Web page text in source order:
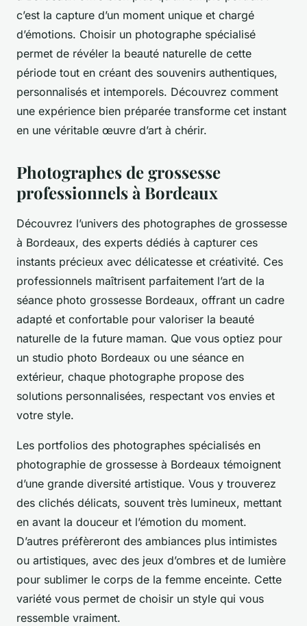
c’est la capture d’un moment unique et chargé
d’émotions. Choisir un photographe spécialisé
permet de révéler la beauté naturelle de cette
période tout en créant des souvenirs authentiques,
personnalisés et intemporels. Découvrez comment
une expérience bien préparée transforme cet instant
en une véritable œuvre d’art à chérir.
Photographes de grossesse
professionnels à Bordeaux
Découvrez l’univers des photographes de grossesse
à Bordeaux, des experts dédiés à capturer ces
instants précieux avec délicatesse et créativité. Ces
professionnels maîtrisent parfaitement l’art de la
séance photo grossesse Bordeaux, offrant un cadre
adapté et confortable pour valoriser la beauté
naturelle de la future maman. Que vous optiez pour
un studio photo Bordeaux ou une séance en
extérieur, chaque photographe propose des
solutions personnalisées, respectant vos envies et
votre style.
Les portfolios des photographes spécialisés en
photographie de grossesse à Bordeaux témoignent
d’une grande diversité artistique. Vous y trouverez
des clichés délicats, souvent très lumineux, mettant
en avant la douceur et l’émotion du moment.
D’autres préfèreront des ambiances plus intimistes
ou artistiques, avec des jeux d’ombres et de lumière
pour sublimer le corps de la femme enceinte. Cette
variété vous permet de choisir un style qui vous
ressemble vraiment.